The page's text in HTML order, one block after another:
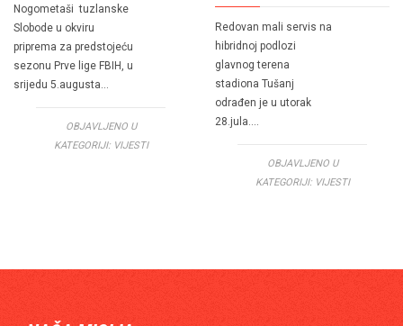
Nogometaši tuzlanske
Slobode u okviru
priprema za predstojeću
sezonu Prve lige FBIH, u
srijedu 5.augusta…
OBJAVLJENO U
KATEGORIJI: VIJESTI
Redovan mali servis na
hibridnoj podlozi
glavnog terena
stadiona Tušanj
odrađen je u utorak
28.jula….
OBJAVLJENO U
KATEGORIJI: VIJESTI